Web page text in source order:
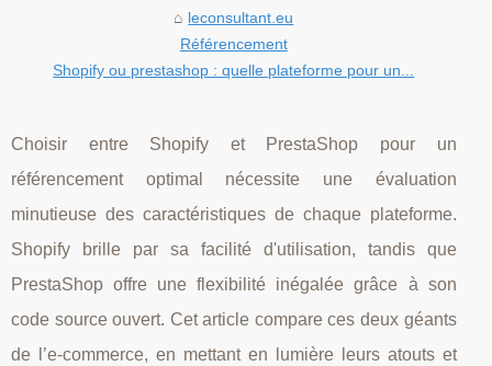
leconsultant.eu
Référencement
Shopify ou prestashop : quelle plateforme pour un...
Choisir entre Shopify et PrestaShop pour un
référencement optimal nécessite une évaluation
minutieuse des caractéristiques de chaque plateforme.
Shopify brille par sa facilité d'utilisation, tandis que
PrestaShop offre une flexibilité inégalée grâce à son
code source ouvert. Cet article compare ces deux géants
de l’e-commerce, en mettant en lumière leurs atouts et